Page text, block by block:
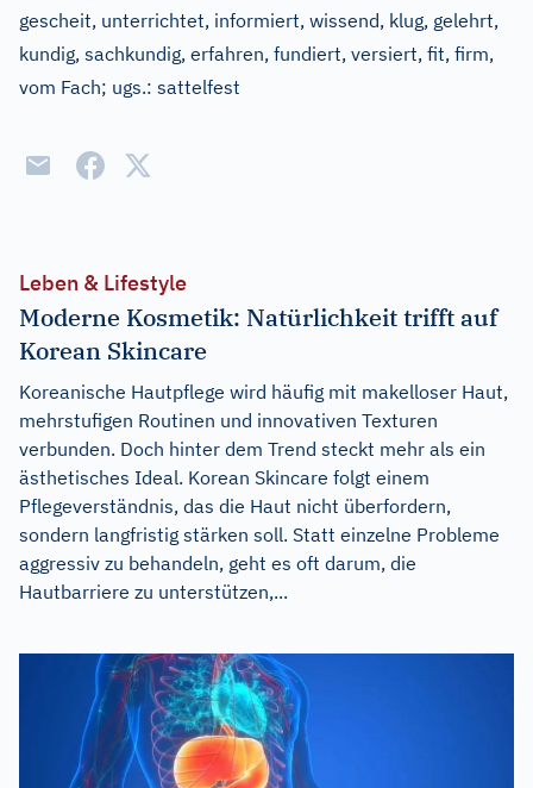
gescheit, unterrichtet, informiert, wissend, klug, gelehrt,
kundig, sachkundig, erfahren, fundiert, versiert, fit, firm,
vom Fach; ugs.: sattelfest
Leben & Lifestyle
Moderne Kosmetik: Natürlichkeit trifft auf
Korean Skincare
Koreanische Hautpflege wird häufig mit makelloser Haut,
mehrstufigen Routinen und innovativen Texturen
verbunden. Doch hinter dem Trend steckt mehr als ein
ästhetisches Ideal. Korean Skincare folgt einem
Pflegeverständnis, das die Haut nicht überfordern,
sondern langfristig stärken soll. Statt einzelne Probleme
aggressiv zu behandeln, geht es oft darum, die
Hautbarriere zu unterstützen,...